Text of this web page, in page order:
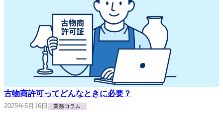
古物商許可ってどんなときに必要？
2025年5月16日 業務コラム